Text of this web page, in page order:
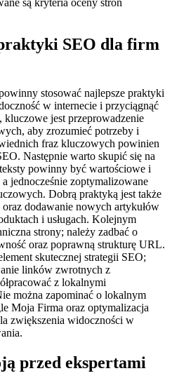
SEO dla firm
stosować najlepsze praktyki
w internecie i przyciągnąć
jest przeprowadzenie
aby zrozumieć potrzeby i
fraz kluczowych powinien
Następnie warto skupić się na
powinny być wartościowe i
jednocześnie zoptymalizowane
Dobrą praktyką jest także
dodawanie nowych artykułów
i usługach. Kolejnym
strony; należy zadbać o
oraz poprawną strukturę URL.
skutecznej strategii SEO;
linków zwrotnych z
z lokalnymi
można zapominać o lokalnym
Moja Firma oraz optymalizacja
zwiększenia widoczności w
przed ekspertami